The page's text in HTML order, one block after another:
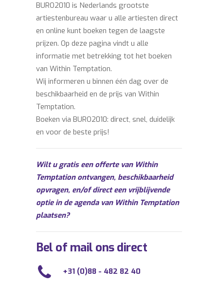
BURO2010 is Nederlands grootste
artiestenbureau waar u alle artiesten direct
en online kunt boeken tegen de laagste
prijzen. Op deze pagina vindt u alle
informatie met betrekking tot het boeken
van Within Temptation.
Wij informeren u binnen één dag over de
beschikbaarheid en de prijs van Within
Temptation.
Boeken via BURO2010: direct, snel, duidelijk
en voor de beste prijs!
Wilt u gratis een offerte van Within
Temptation ontvangen, beschikbaarheid
opvragen, en/of direct een vrijblijvende
optie in de agenda van Within Temptation
plaatsen?
Bel of mail ons direct
+31 (0)88 - 482 82 40